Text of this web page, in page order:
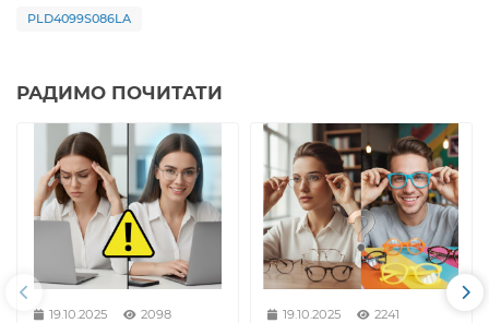
PLD4099S086LA
РАДИМО ПОЧИТАТИ
19.10.2025 2098 19.10.2025 2241